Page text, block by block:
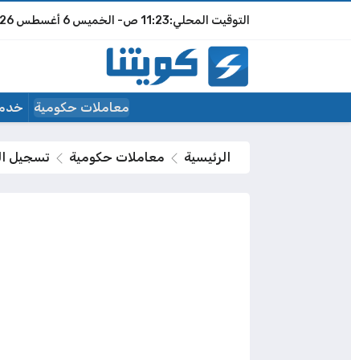
11:23 ص الخميس 6 أغسطس 2026
معاملات حكومية
الرئيسية معاملات حكومية تسجيل